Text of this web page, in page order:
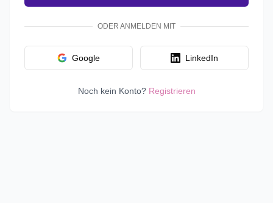
ODER ANMELDEN MIT
Google LinkedIn
Noch kein Konto? Registrieren